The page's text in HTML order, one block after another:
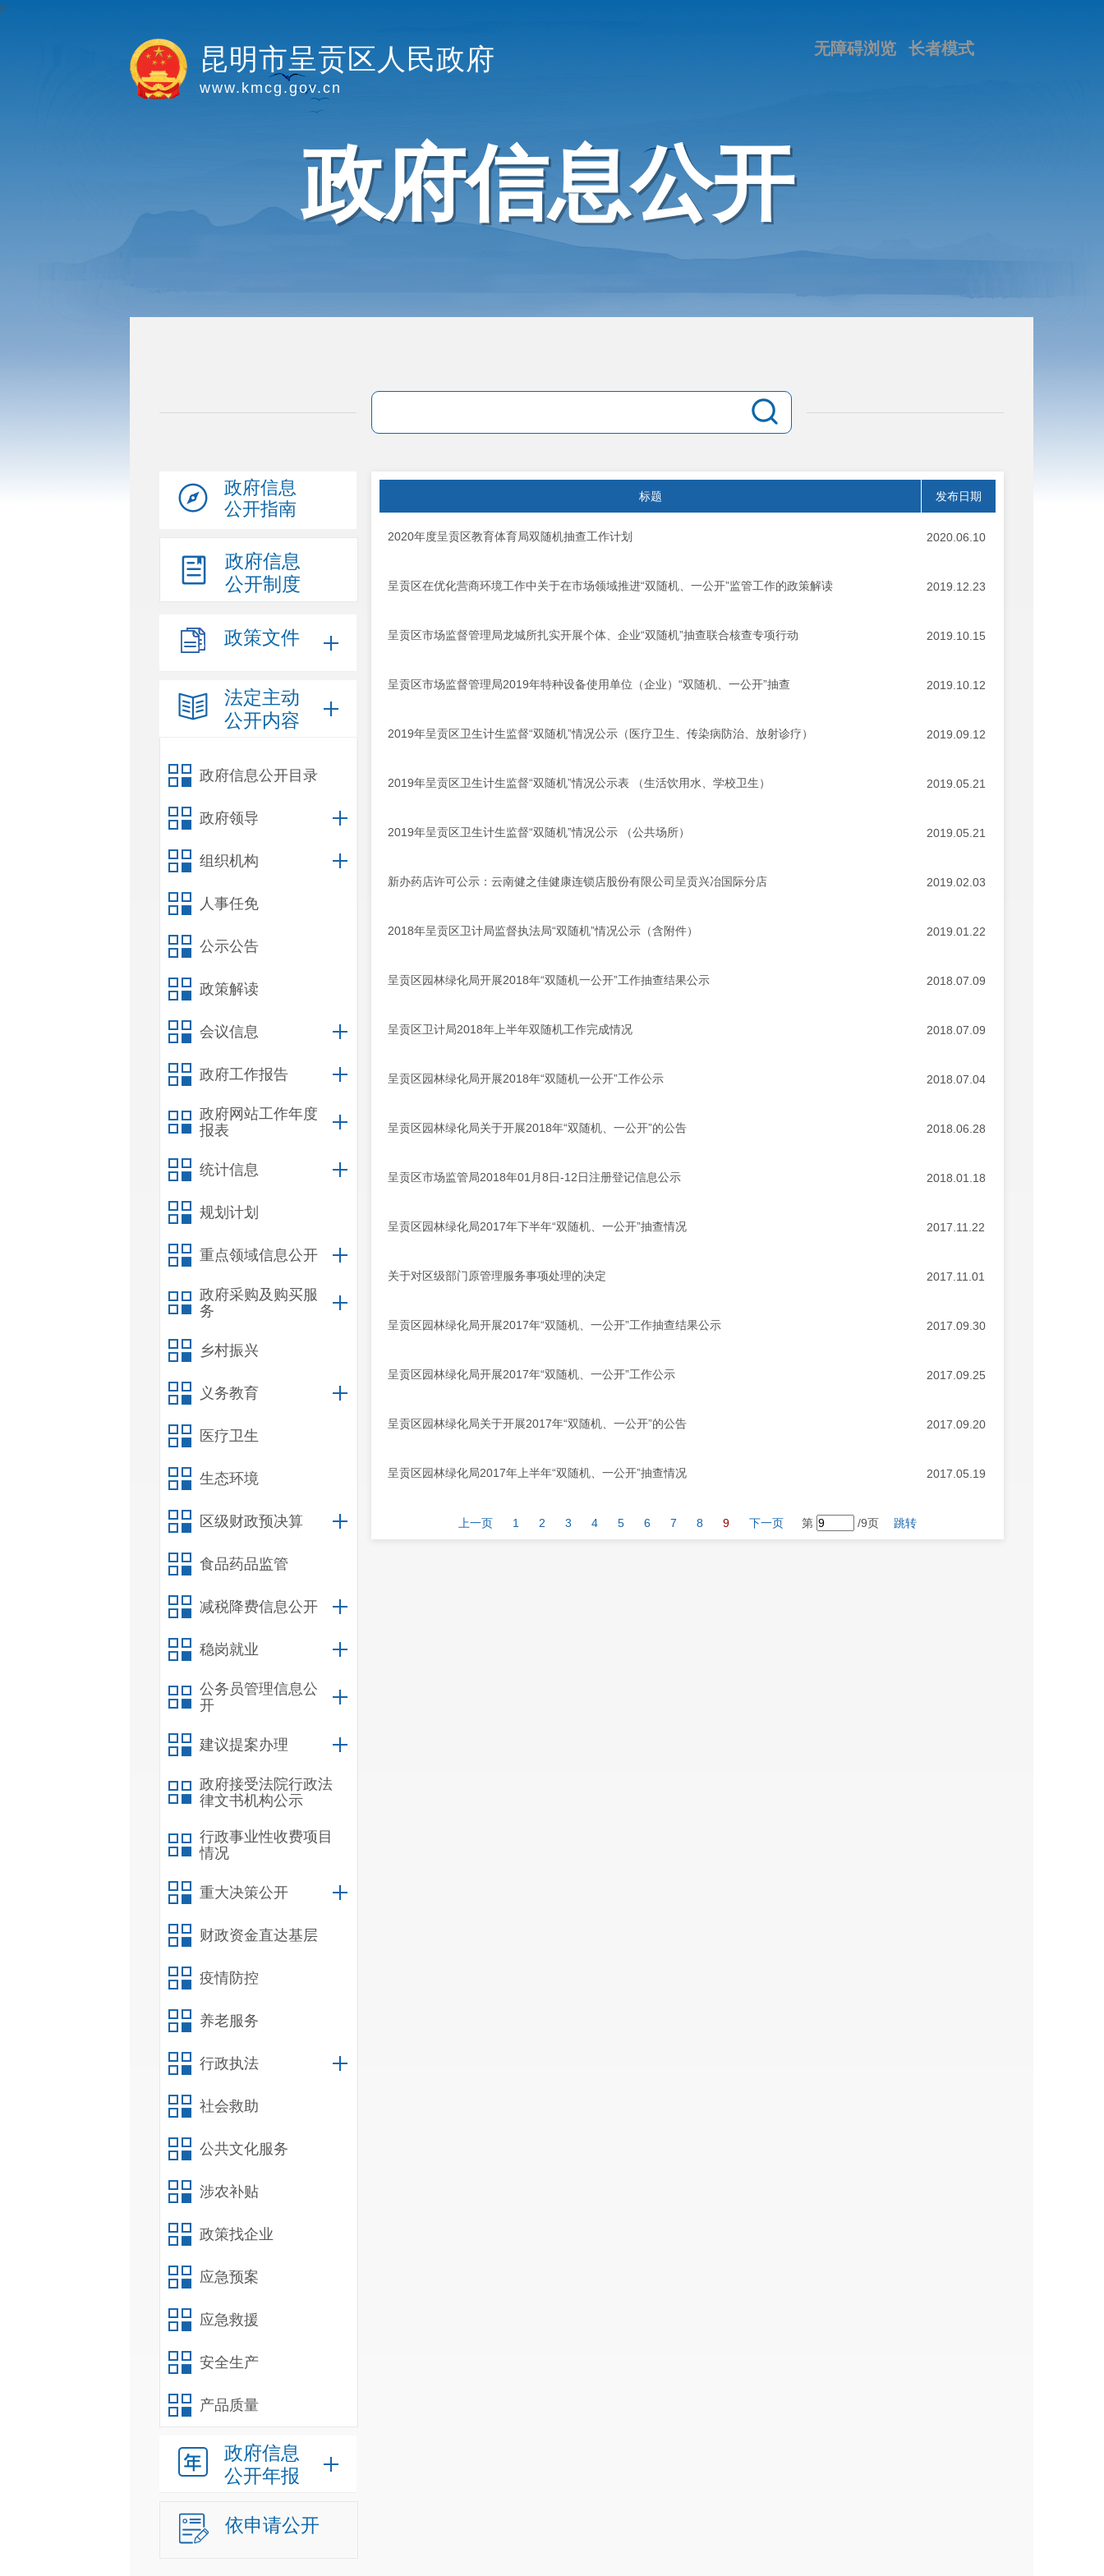
y
昆明市呈贡区人民政府
www.kmcg.gov.cn
长者模式
无障碍浏览
政府信息公开
政府信息
公开指南
政府信息
公开制度
政策文件
法定主动
公开内容
政府信息公开目录
政府领导
组织机构
人事任免
公示公告
政策解读
会议信息
政府工作报告
政府网站工作年度
报表
统计信息
规划计划
重点领域信息公开
政府采购及购买服
务
乡村振兴
义务教育
医疗卫生
生态环境
区级财政预决算
食品药品监管
减税降费信息公开
稳岗就业
公务员管理信息公
开
建议提案办理
政府接受法院行政法
律文书机构公示
行政事业性收费项目
情况
重大决策公开
财政资金直达基层
疫情防控
养老服务
行政执法
社会救助
公共文化服务
涉农补贴
政策找企业
应急预案
应急救援
安全生产
产品质量
政府信息
公开年报
依申请公开
标题 发布日期
​2020年度呈贡区教育体育局双随机抽查工作计划 2020.06.10
呈贡区在优化营商环境工作中关于在市场领域推进“双随机、一公开”监管工作的政策解读 2019.12.23
呈贡区市场监督管理局龙城所扎实开展个体、企业“双随机”抽查联合核查专项行动 2019.10.15
呈贡区市场监督管理局2019年特种设备使用单位（企业）“双随机、一公开”抽查 2019.10.12
2019年呈贡区卫生计生监督“双随机”情况公示（医疗卫生、传染病防治、放射诊疗） 2019.09.12
2019年呈贡区卫生计生监督“双随机”情况公示表 （生活饮用水、学校卫生） 2019.05.21
2019年呈贡区卫生计生监督“双随机”情况公示 （公共场所） 2019.05.21
新办药店许可公示：云南健之佳健康连锁店股份有限公司呈贡兴冶国际分店 2019.02.03
2018年呈贡区卫计局监督执法局“双随机”情况公示（含附件） 2019.01.22
呈贡区园林绿化局开展2018年“双随机一公开”工作抽查结果公示 2018.07.09
呈贡区卫计局2018年上半年双随机工作完成情况 2018.07.09
呈贡区园林绿化局开展2018年“双随机一公开”工作公示 2018.07.04
呈贡区园林绿化局关于开展2018年“双随机、一公开”的公告 2018.06.28
呈贡区市场监管局2018年01月8日-12日注册登记信息公示 2018.01.18
呈贡区园林绿化局2017年下半年“双随机、一公开”抽查情况 2017.11.22
关于对区级部门原管理服务事项处理的决定 2017.11.01
呈贡区园林绿化局开展2017年“双随机、一公开”工作抽查结果公示 2017.09.30
呈贡区园林绿化局开展2017年“双随机、一公开”工作公示 2017.09.25
呈贡区园林绿化局关于开展2017年“双随机、一公开”的公告 2017.09.20
呈贡区园林绿化局2017年上半年“双随机、一公开”抽查情况 2017.05.19
上一页 1 2 3 4 5 6 7 8 9 下一页 第 /9页 跳转